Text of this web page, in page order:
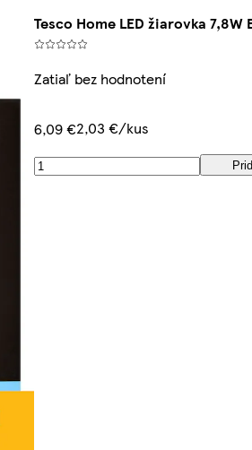
Tesco Home LED žiarovka
Zatiaľ bez hodnotení
6,09 €2,03 €/kus